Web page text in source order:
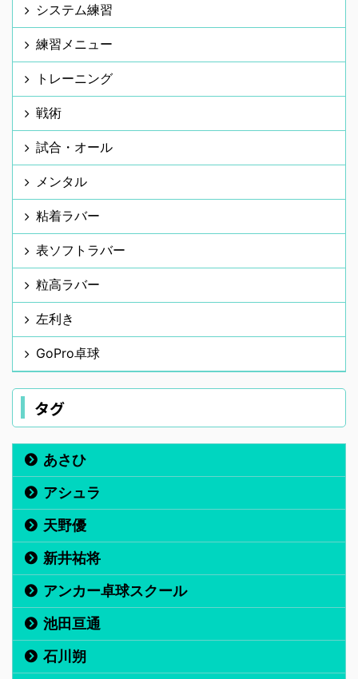
システム練習
練習メニュー
トレーニング
戦術
試合・オール
メンタル
粘着ラバー
表ソフトラバー
粒高ラバー
左利き
GoPro卓球
タグ
あさひ
アシュラ
天野優
新井祐将
アンカー卓球スクール
池田亘通
石川朔